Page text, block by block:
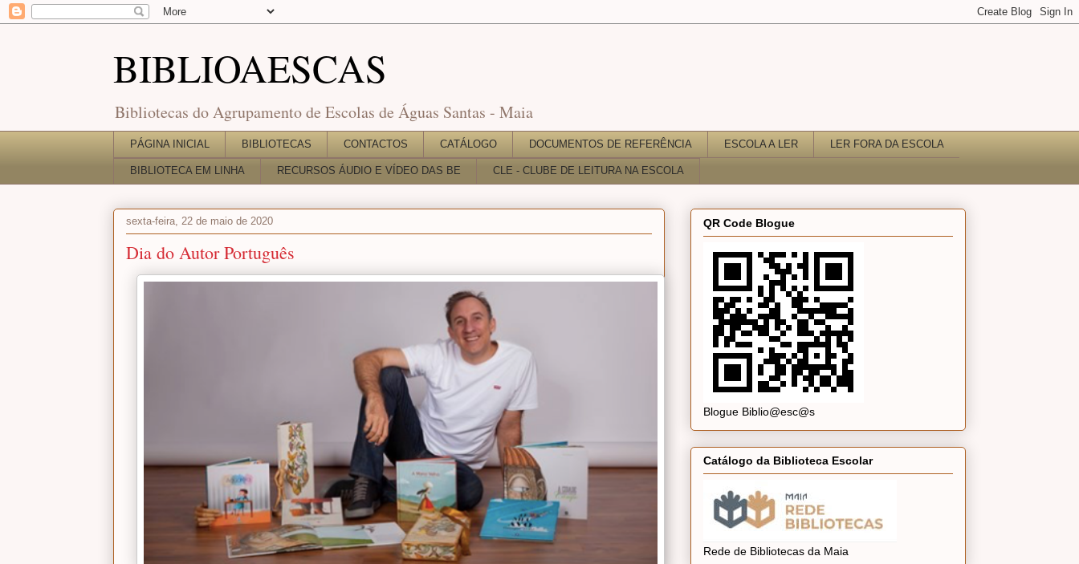
BIBLIOAESCAS
Bibliotecas do Agrupamento de Escolas de Águas Santas - Maia
PÁGINA INICIAL BIBLIOTECAS CONTACTOS CATÁLOGO DOCUMENTOS DE REFERÊNCIA ESCOLA A LER LER FORA DA ESCOLA
BIBLIOTECA EM LINHA RECURSOS ÁUDIO E VÍDEO DAS BE CLE - CLUBE DE LEITURA NA ESCOLA
sexta-feira, 22 de maio de 2020
Dia do Autor Português
QR Code Blogue
Blogue Biblio@esc@s
Catálogo da Biblioteca Escolar
Rede de Bibliotecas da Maia